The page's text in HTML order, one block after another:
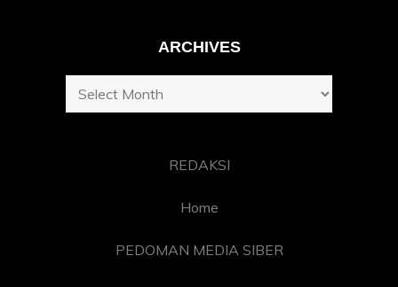
ARCHIVES
Archives
REDAKSI
Home
PEDOMAN MEDIA SIBER